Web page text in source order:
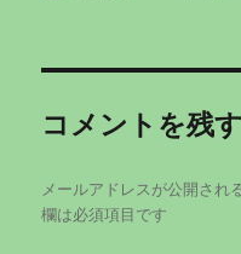
コメントを残す
メールアドレスが公開され
欄は必須項目です